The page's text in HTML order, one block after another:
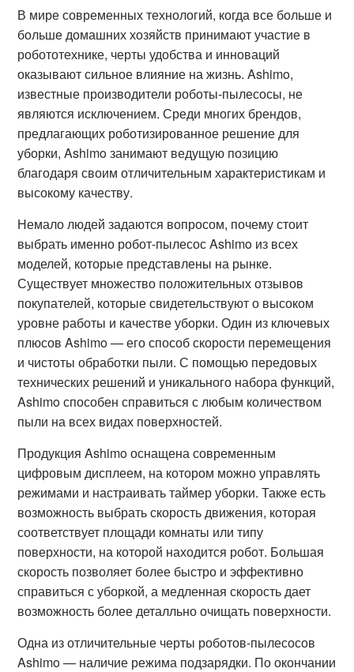
В мире современных технологий, когда все больше и
больше домашних хозяйств принимают участие в
робототехнике, черты удобства и инноваций
оказывают сильное влияние на жизнь. Ashimo,
известные производители роботы-пылесосы, не
являются исключением. Среди многих брендов,
предлагающих роботизированное решение для
уборки, Ashimo занимают ведущую позицию
благодаря своим отличительным характеристикам и
высокому качеству.
Немало людей задаются вопросом, почему стоит
выбрать именно робот-пылесос Ashimo из всех
моделей, которые представлены на рынке.
Существует множество положительных отзывов
покупателей, которые свидетельствуют о высоком
уровне работы и качестве уборки. Один из ключевых
плюсов Ashimo — его способ скорости перемещения
и чистоты обработки пыли. С помощью передовых
технических решений и уникального набора функций,
Ashimo способен справиться с любым количеством
пыли на всех видах поверхностей.
Продукция Ashimo оснащена современным
цифровым дисплеем, на котором можно управлять
режимами и настраивать таймер уборки. Также есть
возможность выбрать скорость движения, которая
соответствует площади комнаты или типу
поверхности, на которой находится робот. Большая
скорость позволяет более быстро и эффективно
справиться с уборкой, а медленная скорость дает
возможность более деталльно очищать поверхности.
Одна из отличительные черты роботов-пылесосов
Ashimo — наличие режима подзарядки. По окончании